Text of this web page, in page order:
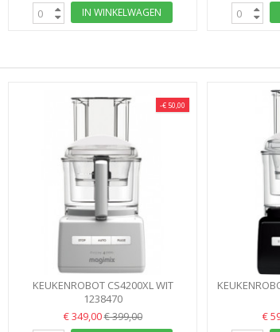
IN WINKELWAGEN
-€ 50,00
KEUKENROBOT CS4200XL WIT
MAGIMIX 3 KOMMEN,30 JAAR...
1238470
€ 349,00€ 399,00
€